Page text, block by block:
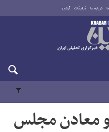
درباره ما تبلیغات آرشیو
معادن مجلس